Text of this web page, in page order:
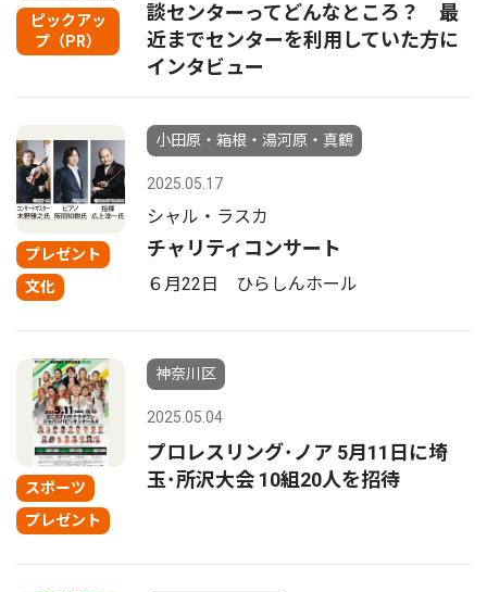
ピックアッ
プ（PR）
談センターってどんなところ？ 最
近までセンターを利用していた方に
インタビュー
プレゼント
文化
小田原・箱根・湯河原・真鶴
2025.05.17
シャル・ラスカ
チャリティコンサート
６月22日 ひらしんホール
スポーツ
プレゼント
神奈川区
2025.05.04
プロレスリング･ノア 5月11日に埼
玉･所沢大会 10組20人を招待